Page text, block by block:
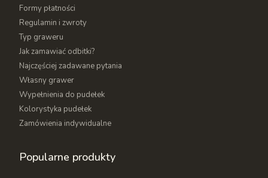
Formy płatności
Regulamin i zwroty
Typ graweru
Jak zamawiać odbitki?
Najczęściej zadawane pytania
Własny grawer
Wypełnienia do pudełek
Kolorystyka pudełek
Zamówienia indywidualne
Popularne produkty